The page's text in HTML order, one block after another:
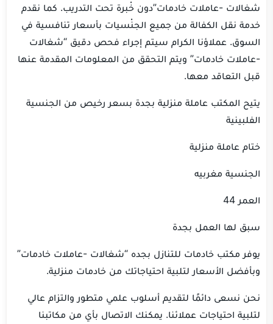
شغالات -عاملات خادمات”دون خْبرة تحت التدريب. كما نقدم
خدمة نقل الكفالة من جميع الجنْسيات بأسعار تنافسية في
السوق. عملاؤنا الكرام سيتم إجراء فحص دقيق “شغالات
-عاملات خادمات” ويتم التحقق من المعلومات المقدمة عنها
قبل التعاقد معها.
يتيح المكتب عاملة منزلية بجدة بسعر رخيص من الجنسية
الفلبينية
ختام عاملة منزلية
الجنسية مغربيه
العمر 44
سبق لها العمل بجدة
يوفر مكتب خادمات للتنازل بجده “شغالات -عاملات خادمات”
وبأفضل الأسعار لتلبية احتياجاتك من خادمات منزلية.
نحن نسعى دائمًا لتقديم أسلوب علمي متطور والتزام عالي
لتلبية احتياجات عملائنا. يمكنك الاتصال بأي من مكاتبنا